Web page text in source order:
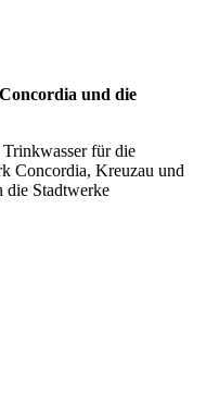
und die
für die
Concordia, Kreuzau und
die Stadtwerke